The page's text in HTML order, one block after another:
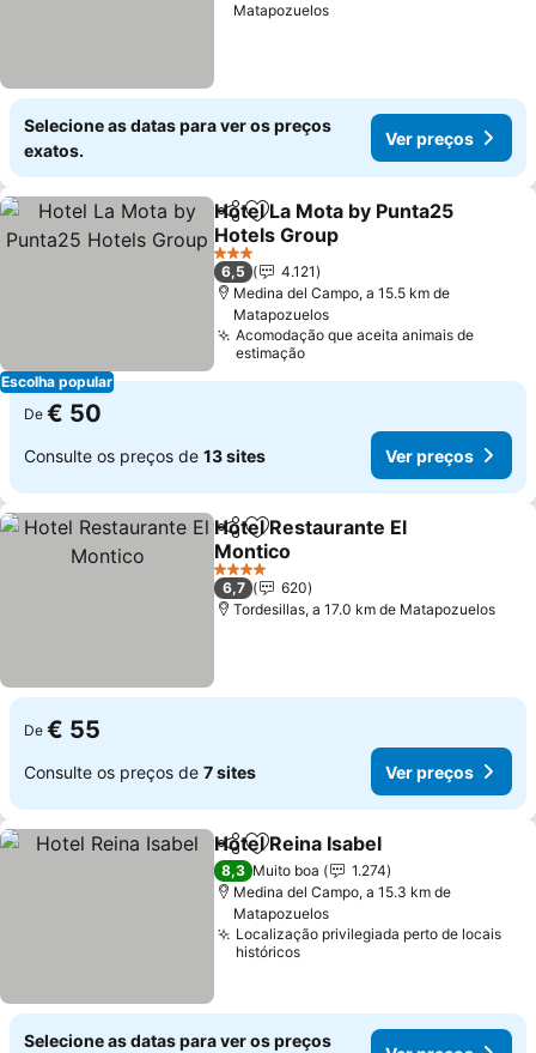
Matapozuelos
Selecione as datas para ver os preços
exatos.
Ver preços
Escolha popular
PartilharAdicionar aos favoritos
Hotel La Mota by Punta25
Hotels Group
3 Estrelas
6,5
4.121
Medina del Campo, a 15.5 km de
Matapozuelos
Acomodação que aceita animais de
estimação
De € 50
Consulte os preços de 13 sites Ver preços
PartilharAdicionar aos favoritos
Hotel Restaurante El
Montico
4 Estrelas
6,7
620
Tordesillas, a 17.0 km de Matapozuelos
De € 55
Consulte os preços de 7 sites Ver preços
PartilharAdicionar aos favoritos
Hotel Reina Isabel
8,3 Muito boa
1.274
Medina del Campo, a 15.3 km de
Matapozuelos
Localização privilegiada perto de locais
históricos
Selecione as datas para ver os preços